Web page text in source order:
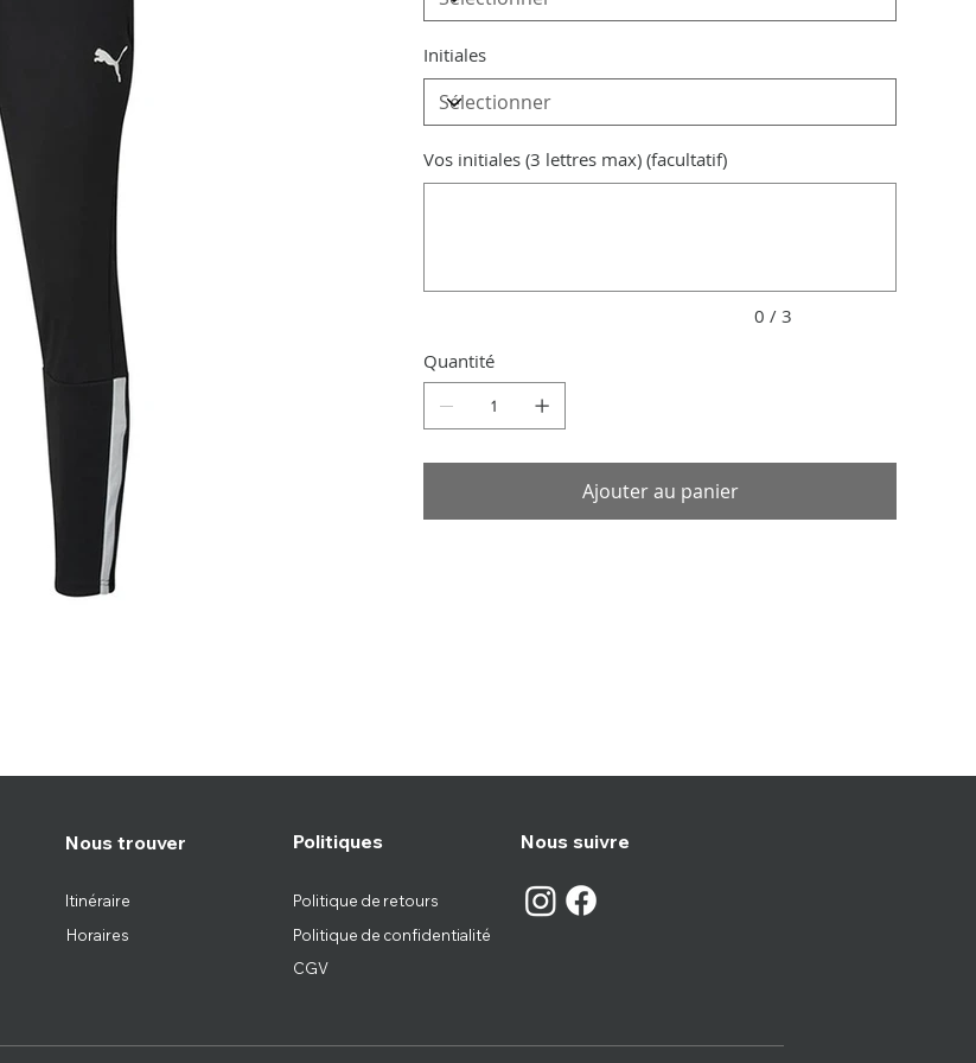
Initiales
Vos initiales (3 lettres max) (facultatif)
0 / 3
Quantité
Ajouter au panier
Nous trouver
Itinéraire
Horaires
Politiques
Politique de retours
Politique de confidentialité
CGV
Nous suivre